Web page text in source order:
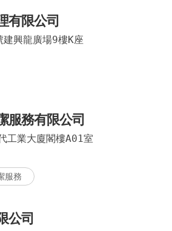
有限公司
興龍廣場9樓K座
服務有限公司
工業大廈閣樓A01室
服務
公司